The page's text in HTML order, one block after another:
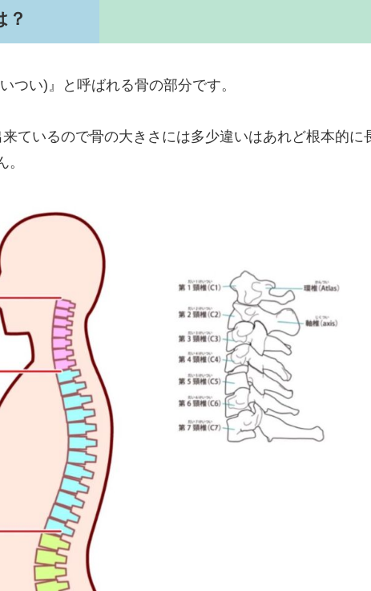
？
つい)』と呼ばれる骨の部分です。
ているので骨の大きさには多少違いはあれど根本的に